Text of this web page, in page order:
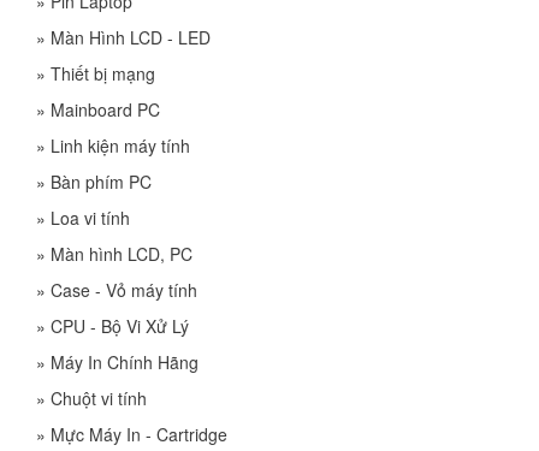
» Màn Hình LCD - LED
» Thiết bị mạng
» Mainboard PC
» Linh kiện máy tính
» Bàn phím PC
» Loa vi tính
» Màn hình LCD, PC
» Case - Vỏ máy tính
» CPU - Bộ Vi Xử Lý
» Máy In Chính Hãng
» Chuột vi tính
» Mực Máy In - Cartridge